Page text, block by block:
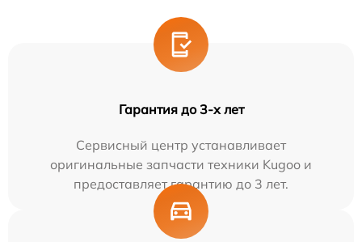
Гарантия до 3-х лет
Сервисный центр устанавливает
оригинальные запчасти техники Kugoo и
предоставляет гарантию до 3 лет.